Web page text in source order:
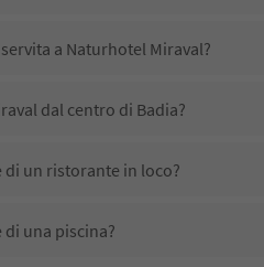
a Naturhotel Miraval?
dal centro di Badia?
un ristorante in loco?
una piscina?